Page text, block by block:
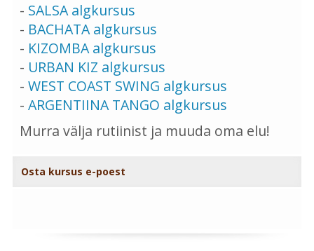
- SALSA algkursus
- BACHATA algkursus
- KIZOMBA algkursus
- URBAN KIZ algkursus
- WEST COAST SWING algkursus
- ARGENTIINA TANGO algkursus
Murra välja rutiinist ja muuda oma elu!
Osta kursus e-poest